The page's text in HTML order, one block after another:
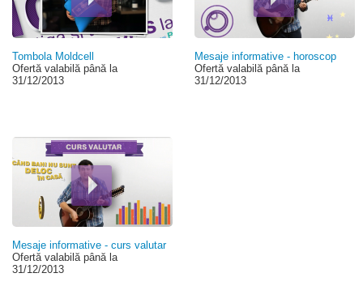
Tombola Moldcell
Ofertă valabilă până la
31/12/2013
Mesaje informative - horoscop
Ofertă valabilă până la
31/12/2013
Mesaje informative - curs valutar
Ofertă valabilă până la
31/12/2013